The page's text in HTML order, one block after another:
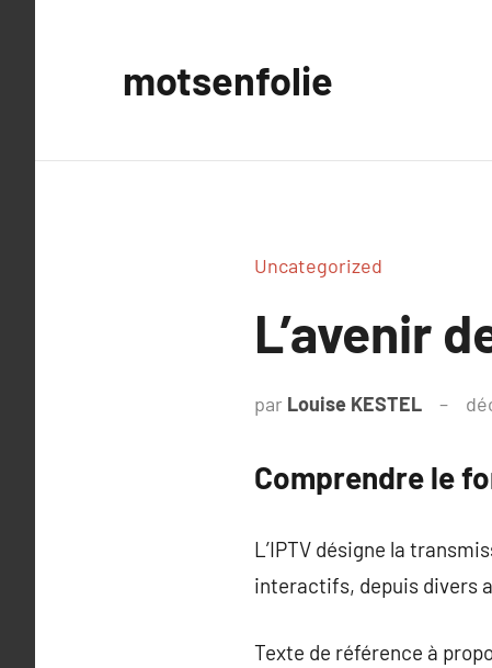
motsenfolie
Uncategorized
L’avenir
par Louise KESTEL
Comprendre le
L’IPTV désigne la
interactifs, depuis divers
Texte de référence à